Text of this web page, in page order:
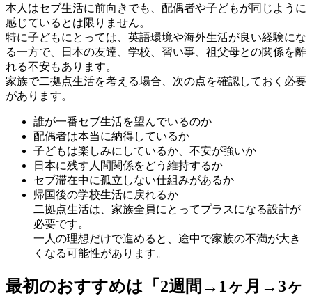
本人はセブ生活に前向きでも、配偶者や子どもが同じように
感じているとは限りません。
特に子どもにとっては、英語環境や海外生活が良い経験にな
る一方で、日本の友達、学校、習い事、祖父母との関係を離
れる不安もあります。
家族で二拠点生活を考える場合、次の点を確認しておく必要
があります。
誰が一番セブ生活を望んでいるのか
配偶者は本当に納得しているか
子どもは楽しみにしているか、不安が強いか
日本に残す人間関係をどう維持するか
セブ滞在中に孤立しない仕組みがあるか
帰国後の学校生活に戻れるか
二拠点生活は、家族全員にとってプラスになる設計が
必要です。
一人の理想だけで進めると、途中で家族の不満が大き
くなる可能性があります。
最初のおすすめは「2週間→1ヶ月→3ヶ